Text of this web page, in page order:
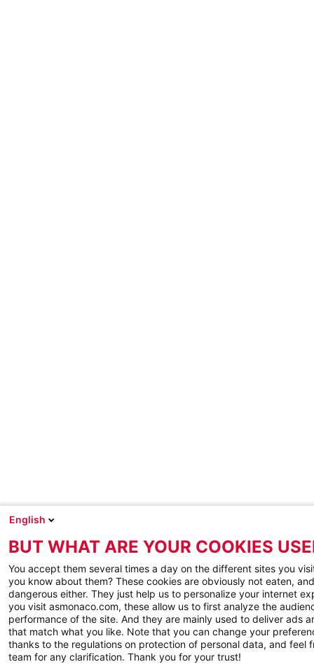
English
BUT WHAT ARE YOUR COOKIES
You accept them several times a day on the different sites you
you know about them? These cookies are obviously not eaten,
dangerous either. They just help us to personalize your internet
you visit asmonaco.com, these allow us to first analyze the
performance of the site. And they are mainly used to deliver ads
that match what you like. Note that you can change your
thanks to the regulations on protection of personal data, and feel
team for any clarification. Thank you for your trust!